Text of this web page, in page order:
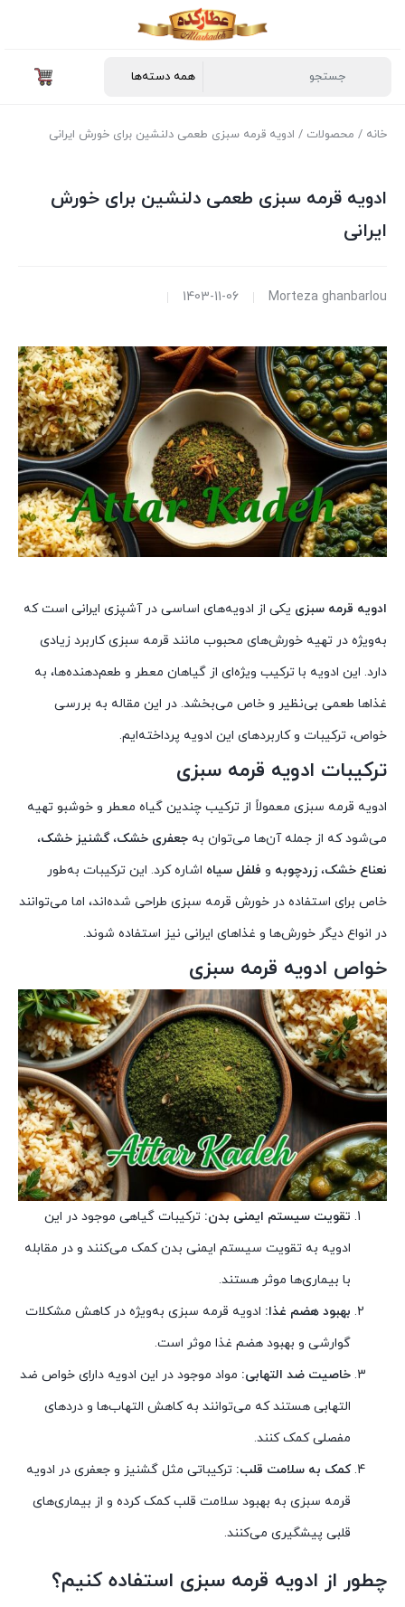
خانه / محصولات / ادویه قرمه سبزی طعمی دلنشین برای خورش ایرانی
ادویه قرمه سبزی طعمی دلنشین برای خورش
ایرانی
Morteza ghanbarlou
1403-11-06
ادویه قرمه سبزی یکی از ادویه‌های اساسی در آشپزی ایرانی است که
به‌ویژه در تهیه خورش‌های محبوب مانند قرمه سبزی کاربرد زیادی
دارد. این ادویه با ترکیب ویژه‌ای از گیاهان معطر و طعم‌دهنده‌ها، به
غذاها طعمی بی‌نظیر و خاص می‌بخشد. در این مقاله به بررسی
خواص، ترکیبات و کاربردهای این ادویه پرداخته‌ایم.
ترکیبات ادویه قرمه سبزی
ادویه قرمه سبزی معمولاً از ترکیب چندین گیاه معطر و خوشبو تهیه
می‌شود که از جمله آن‌ها می‌توان به جعفری خشک،گشنیز خشک،
نعناع خشک، زردچوبه و فلفل سیاه اشاره کرد. این ترکیبات به‌طور
خاص برای استفاده در خورش قرمه سبزی طراحی شده‌اند، اما می‌توانند
در انواع دیگر خورش‌ها و غذاهای ایرانی نیز استفاده شوند.
خواص ادویه قرمه سبزی
تقویت سیستم ایمنی بدن: ترکیبات گیاهی موجود در این
ادویه به تقویت سیستم ایمنی بدن کمک می‌کنند و در مقابله
با بیماری‌ها موثر هستند.
بهبود هضم غذا: ادویه قرمه سبزی به‌ویژه در کاهش مشکلات
گوارشی و بهبود هضم غذا موثر است.
خاصیت ضد التهابی: مواد موجود در این ادویه دارای خواص ضد
التهابی هستند که می‌توانند به کاهش التهاب‌ها و دردهای
مفصلی کمک کنند.
کمک به سلامت قلب: ترکیباتی مثل گشنیز و جعفری در ادویه
قرمه سبزی به بهبود سلامت قلب کمک کرده و از بیماری‌های
قلبی پیشگیری می‌کنند.
چطور از ادویه قرمه سبزی استفاده کنیم؟